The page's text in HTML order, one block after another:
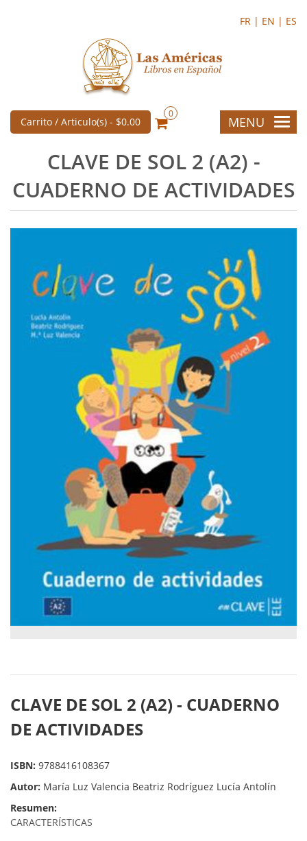
FR | EN | ES
Carrito / Articulo(s) - $0.00
0
MENU
CLAVE DE SOL 2 (A2) -
CUADERNO DE ACTIVIDADES
CLAVE DE SOL 2 (A2) - CUADERNO
DE ACTIVIDADES
ISBN: 9788416108367
Autor: María Luz Valencia Beatriz Rodríguez Lucía Antolín
Resumen:
CARACTERÍSTICAS